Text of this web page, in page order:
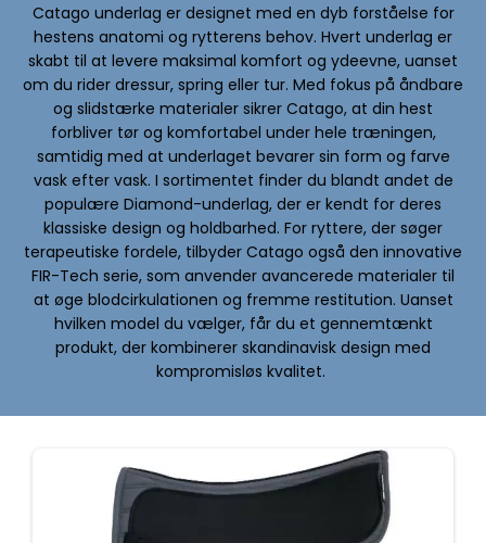
Catago underlag er designet med en dyb forståelse for
hestens anatomi og rytterens behov. Hvert underlag er
skabt til at levere maksimal komfort og ydeevne, uanset
om du rider dressur, spring eller tur. Med fokus på åndbare
og slidstærke materialer sikrer Catago, at din hest
forbliver tør og komfortabel under hele træningen,
samtidig med at underlaget bevarer sin form og farve
vask efter vask. I sortimentet finder du blandt andet de
populære Diamond-underlag, der er kendt for deres
klassiske design og holdbarhed. For ryttere, der søger
terapeutiske fordele, tilbyder Catago også den innovative
FIR-Tech serie, som anvender avancerede materialer til
at øge blodcirkulationen og fremme restitution. Uanset
hvilken model du vælger, får du et gennemtænkt
produkt, der kombinerer skandinavisk design med
kompromisløs kvalitet.